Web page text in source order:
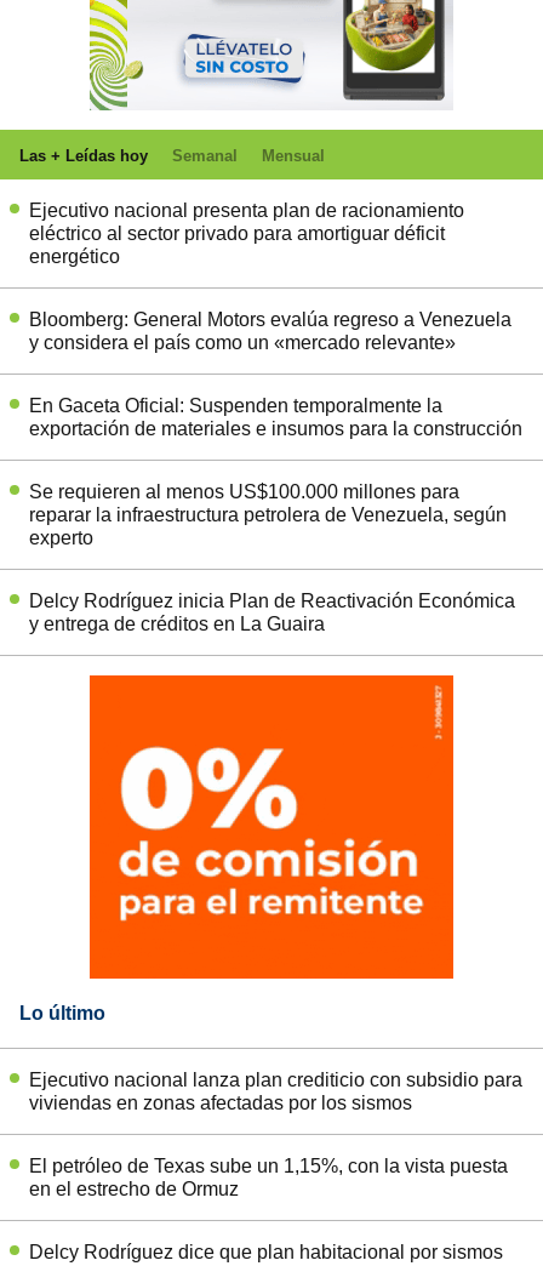
Las + Leídas hoy Semanal Mensual
Ejecutivo nacional presenta plan de racionamiento
eléctrico al sector privado para amortiguar déficit
energético
Bloomberg: General Motors evalúa regreso a Venezuela
y considera el país como un «mercado relevante»
En Gaceta Oficial: Suspenden temporalmente la
exportación de materiales e insumos para la construcción
Se requieren al menos US$100.000 millones para
reparar la infraestructura petrolera de Venezuela, según
experto
Delcy Rodríguez inicia Plan de Reactivación Económica
y entrega de créditos en La Guaira
Lo último
Ejecutivo nacional lanza plan crediticio con subsidio para
viviendas en zonas afectadas por los sismos
El petróleo de Texas sube un 1,15%, con la vista puesta
en el estrecho de Ormuz
Delcy Rodríguez dice que plan habitacional por sismos